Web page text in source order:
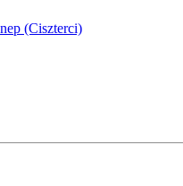
(Ciszterci)